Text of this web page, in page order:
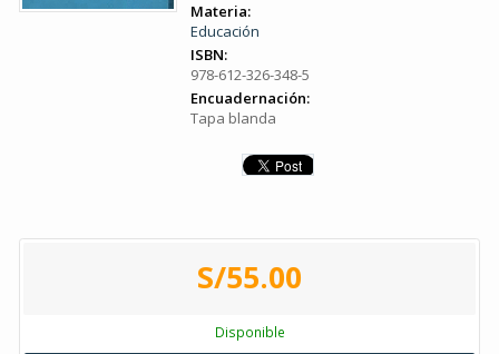
Materia:
Educación
ISBN:
978-612-326-348-5
Encuadernación:
Tapa blanda
S/55.00
Disponible